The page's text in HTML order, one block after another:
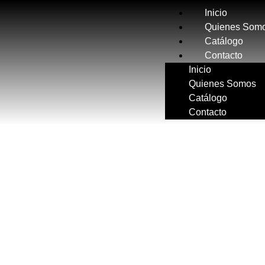
Inicio
Quienes
Catálogo
Contacto
Inicio
Quienes Somos
Catálogo
Contacto